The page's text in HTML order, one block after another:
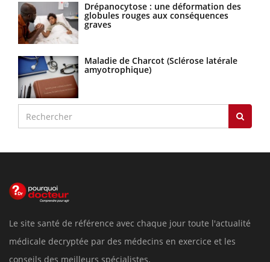
Drépanocytose : une déformation des
globules rouges aux conséquences
graves
Maladie de Charcot (Sclérose latérale
amyotrophique)
Le site santé de référence avec chaque jour toute l'actualité
médicale decryptée par des médecins en exercice et les
conseils des meilleurs spécialistes.